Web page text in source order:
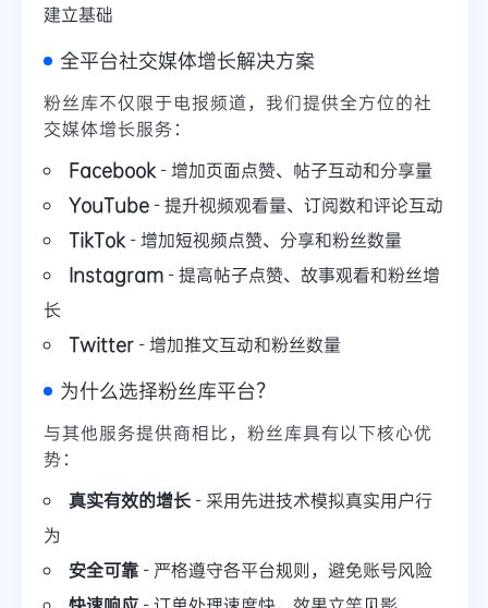
建立基础
全平台社交媒体增长解决方案
粉丝库不仅限于电报频道，我们提供全方位的社
交媒体增长服务：
Facebook - 增加页面点赞、帖子互动和分享量
YouTube - 提升视频观看量、订阅数和评论互动
TikTok - 增加短视频点赞、分享和粉丝数量
Instagram - 提高帖子点赞、故事观看和粉丝增
长
Twitter - 增加推文互动和粉丝数量
为什么选择粉丝库平台？
与其他服务提供商相比，粉丝库具有以下核心优
势：
真实有效的增长 - 采用先进技术模拟真实用户行
为
安全可靠 - 严格遵守各平台规则，避免账号风险